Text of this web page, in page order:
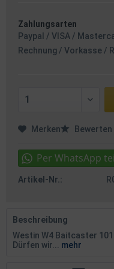
Zahlungsarten
Paypal / VISA /
Rechnung / Vorkasse /
Merken Bewerten
Artikel-Nr.:
Beschreibung
Westin W4 Baitcaster
Dürfen wir...
mehr